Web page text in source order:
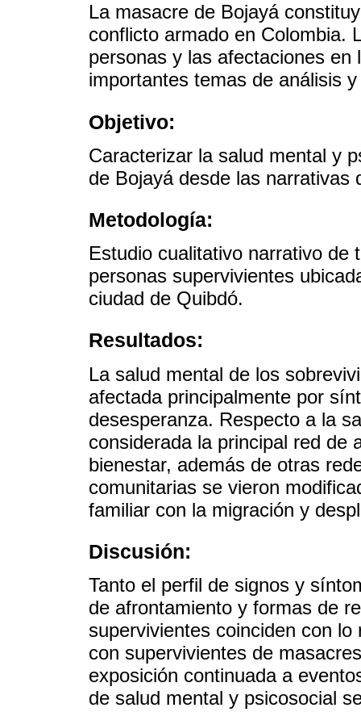
La masacre de Bojayá
conflicto armado en Colombia.
personas y las afectaciones
importantes temas de análisis
Objetivo:
Caracterizar la salud mental y
de Bojayá desde las narrativas
Metodología:
Estudio cualitativo narrativo de
personas supervivientes
ciudad de Quibdó.
Resultados:
La salud mental de los
afectada principalmente por
desesperanza. Respecto a la
considerada la principal red de
bienestar, además de otras
comunitarias se vieron
familiar con la migración y
Discusión:
Tanto el perfil de signos y
de afrontamiento y formas de
supervivientes coinciden con
con supervivientes de
exposición continuada a
de salud mental y psicosocial